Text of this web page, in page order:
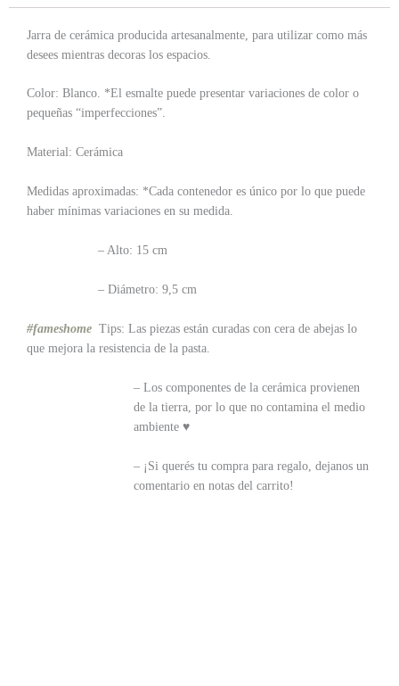
Jarra de cerámica producida artesanalmente, para utilizar como más
desees mientras decoras los espacios.
Color: Blanco. *El esmalte puede presentar variaciones de color o
pequeñas “imperfecciones”.
Material: Cerámica
Medidas aproximadas: *Cada contenedor es único por lo que puede
haber mínimas variaciones en su medida.
– Alto: 15 cm
– Diámetro: 9,5 cm
#fameshome Tips: Las piezas están curadas con cera de abejas lo
que mejora la resistencia de la pasta.
– Los componentes de la cerámica provienen
de la tierra, por lo que no contamina el medio
ambiente ♥
– ¡Si querés tu compra para regalo, dejanos un
comentario en notas del carrito!